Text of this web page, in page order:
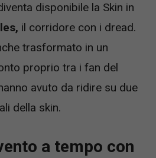
disponibile la Skin in
il corridore con i dread.
trasformato in un
proprio tra i fan del
avuto da ridire su due
della skin.
a tempo con